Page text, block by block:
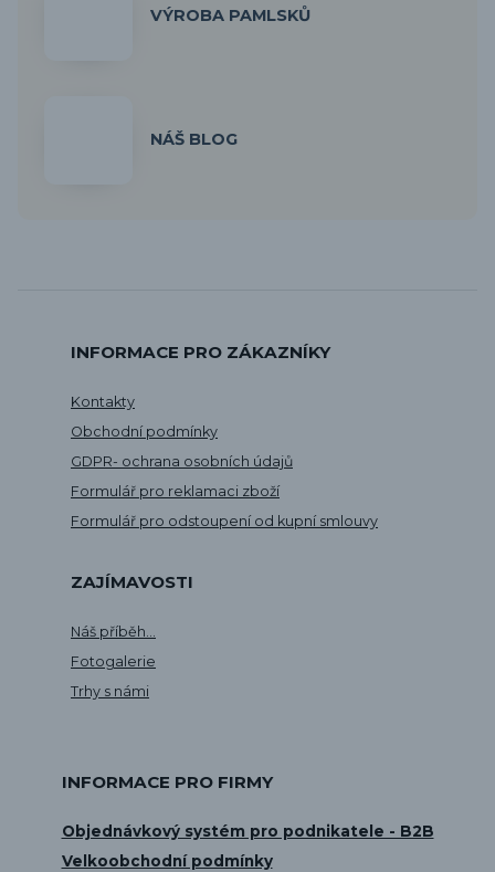
VÝROBA PAMLSKŮ
NÁŠ BLOG
INFORMACE PRO ZÁKAZNÍKY
Kontakty
Obchodní podmínky
GDPR- ochrana osobních údajů
Formulář pro reklamaci zboží
Formulář pro odstoupení od kupní smlouvy
ZAJÍMAVOSTI
Náš příběh...
Fotogalerie
Trhy s námi
INFORMACE PRO FIRMY
Objednávkový systém pro podnikatele - B2B
Velkoobchodní podmínky